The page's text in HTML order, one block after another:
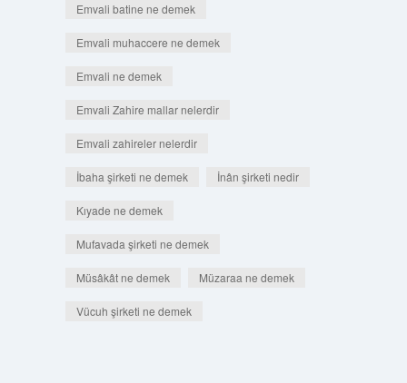
Emvali batine ne demek
Emvali muhaccere ne demek
Emvali ne demek
Emvali Zahire mallar nelerdir
Emvali zahireler nelerdir
İbaha şirketi ne demek İnân şirketi nedir
Kıyade ne demek
Mufavada şirketi ne demek
Müsâkât ne demek Müzaraa ne demek
Vücuh şirketi ne demek